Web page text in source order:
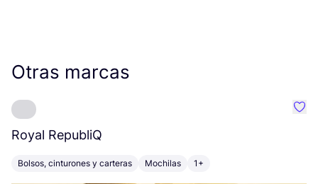
Otras marcas
Royal RepubliQ
Bolsos, cinturones y carteras Mochilas 1+